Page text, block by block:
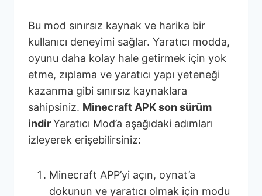
Bu mod sınırsız kaynak ve harika bir
kullanıcı deneyimi sağlar. Yaratıcı modda,
oyunu daha kolay hale getirmek için yok
etme, zıplama ve yaratıcı yapı yeteneği
kazanma gibi sınırsız kaynaklara
sahipsiniz. Minecraft APK son sürüm
indirYaratıcı Mod’a aşağıdaki adımları
izleyerek erişebilirsiniz:
Minecraft APP’yi açın, oynat’a
dokunun ve yaratıcı olmak için modu